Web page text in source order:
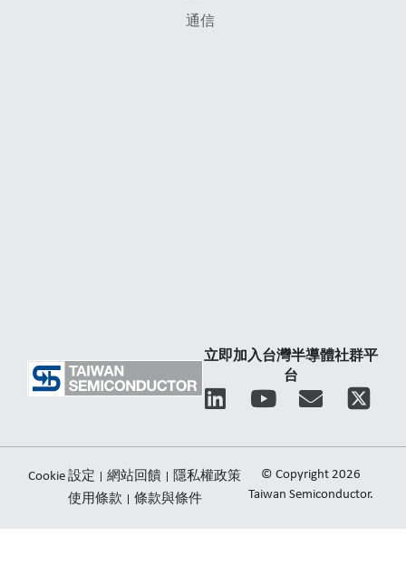
立即加入台灣半導體社群平
台
L
n
k
Y
u
t
u
E
v
e
l
通信
Cookie 設定 網站回饋
隱私權政策
使用條款
條款與條件
© Copyright 2026
Taiwan Semiconductor.